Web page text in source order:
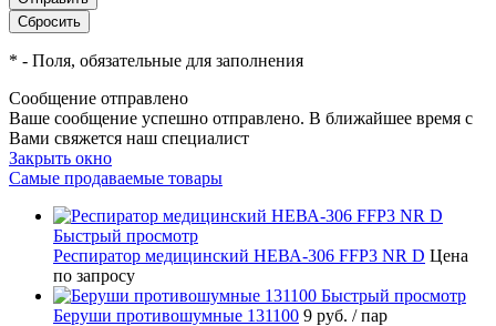
* - Поля, обязательные для заполнения
Сообщение отправлено
Ваше сообщение успешно отправлено. В ближайшее время с
Вами свяжется наш специалист
Закрыть окно
Самые продаваемые товары
Быстрый просмотр
Респиратор медицинский НЕВА-306 FFP3 NR D Цена
по запросу
Быстрый просмотр
Беруши противошумные 131100 9 руб. / пар